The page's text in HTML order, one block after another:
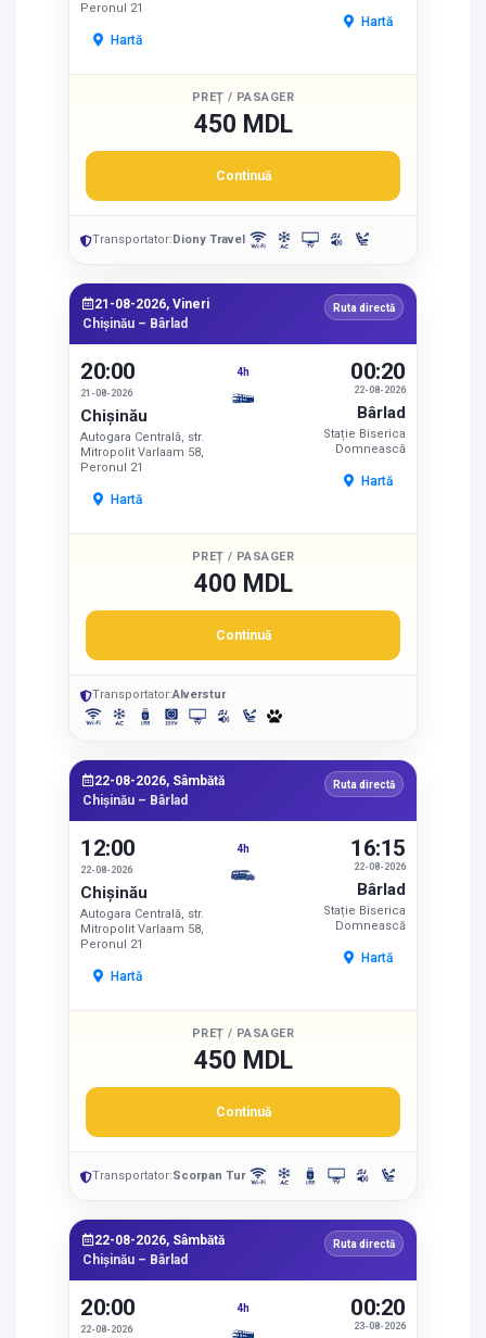
Peronul 21
Hartă
Hartă
PREȚ / PASAGER
450 MDL
Continuă
Transportator:Diony Travel
21-08-2026, Vineri
Chișinău – Bârlad
Ruta directă
20:00
21-08-2026
Chișinău
Autogara Centrală, str.
Mitropolit Varlaam 58,
Peronul 21
Hartă
4h
22-08-2026
00:20
Bârlad
Stație Biserica
Domnească
Hartă
PREȚ / PASAGER
400 MDL
Continuă
Transportator:Alverstur
22-08-2026, Sâmbătă
Chișinău – Bârlad
Ruta directă
12:00
22-08-2026
Chișinău
Autogara Centrală, str.
Mitropolit Varlaam 58,
Peronul 21
Hartă
4h
22-08-2026
16:15
Bârlad
Stație Biserica
Domnească
Hartă
PREȚ / PASAGER
450 MDL
Continuă
Transportator:Scorpan Tur
22-08-2026, Sâmbătă
Chișinău – Bârlad
Ruta directă
20:00
22-08-2026
4h
23-08-2026
00:20